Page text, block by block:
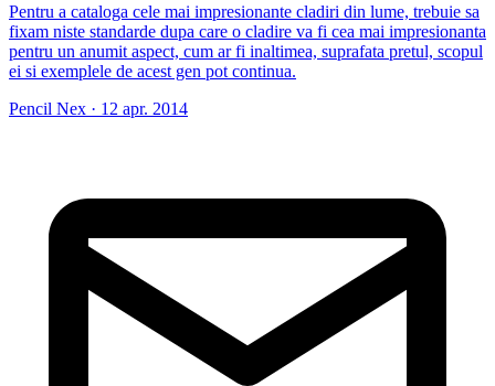
Pentru a cataloga cele mai impresionante cladiri din lume, trebuie sa
fixam niste standarde dupa care o cladire va fi cea mai impresionanta
pentru un anumit aspect, cum ar fi inaltimea, suprafata pretul, scopul
ei si exemplele de acest gen pot continua.
Pencil Nex · 12 apr. 2014